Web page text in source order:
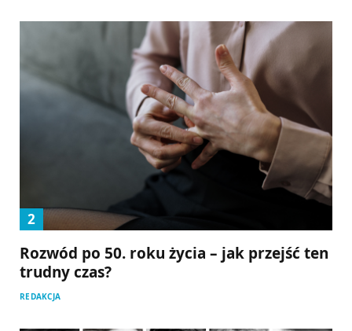
Rozwód po 50. roku życia – jak przejść ten
trudny czas?
REDAKCJA